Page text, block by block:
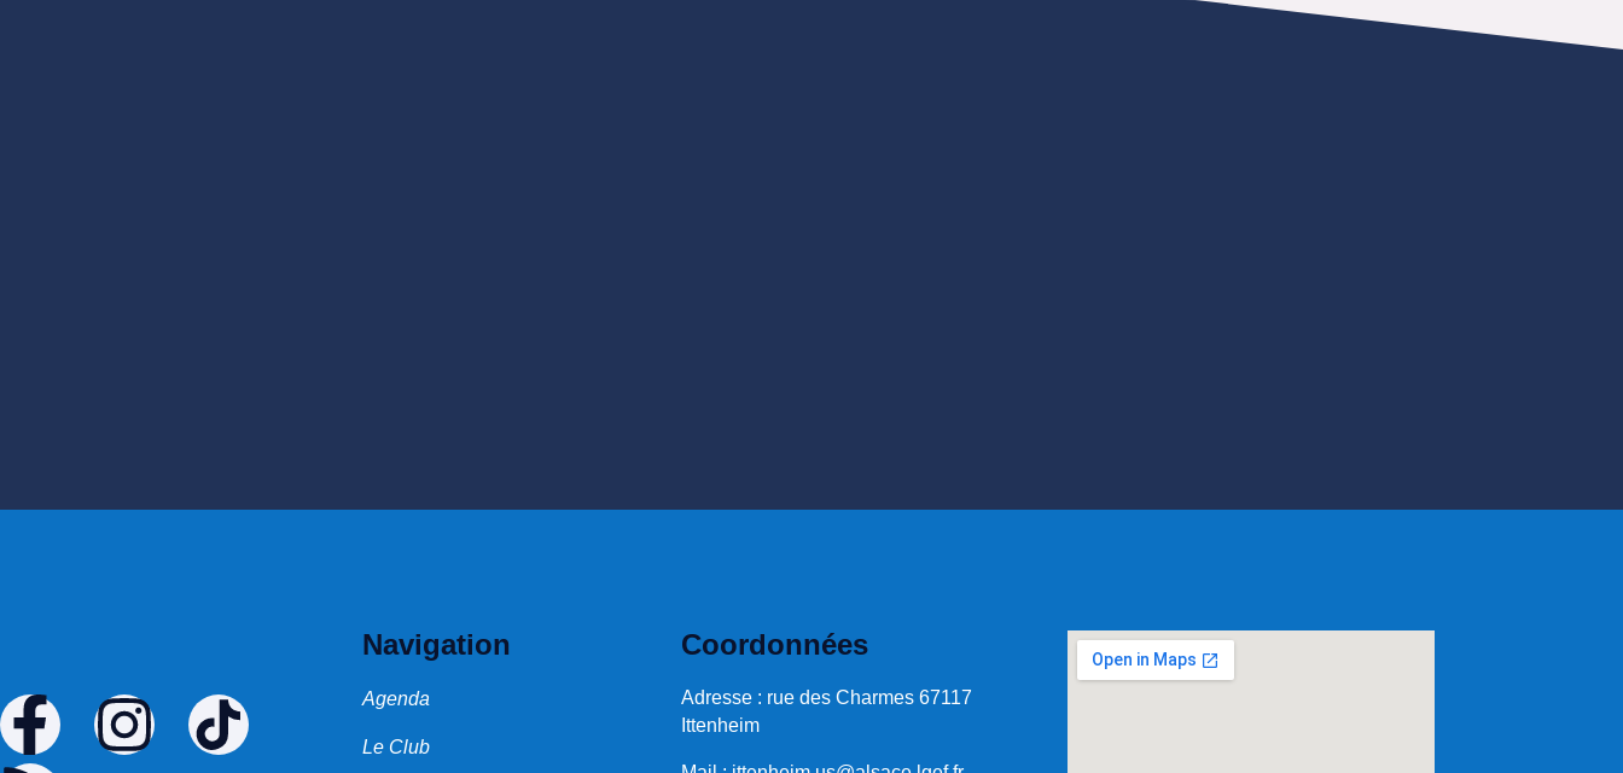
Navigation
Agenda
Le Club
Coordonnées
Adresse : rue des Charmes 67117
Ittenheim